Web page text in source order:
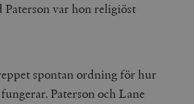
var hon religiöst
spontan ordning för hur
Paterson och Lane